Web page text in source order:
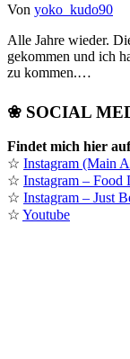
Von yoko_kudo90
Alle Jahre wieder.
gekommen und ich
zu kommen.…
❀ SOCIAL
Findet mich hier auf
☆ Instagram (Main
☆ Instagram – Food
☆ Instagram – Just
☆ Youtube